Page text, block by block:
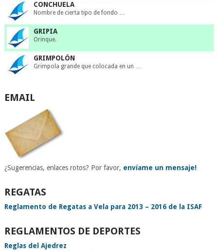
CONCHUELA
Nombre de cierta tipo de fondo …
GRIPIA
Orinque.
GRIMPOLÓN
Grimpola grande que colocada en un …
EMAIL
¿Sugerencias, enlaces rotos? Por favor, envíame un mensaje!
REGATAS
Reglamento de Regatas a Vela para 2013 – 2016 de la ISAF
REGLAMENTOS DE DEPORTES
Reglas del Ajedrez